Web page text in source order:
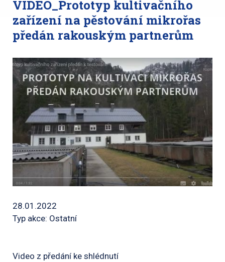
VIDEO_Prototyp kultivačního
zařízení na pěstování mikrořas
předán rakouským partnerům
28.01.2022
Typ akce: Ostatní
Video z předání ke shlédnutí